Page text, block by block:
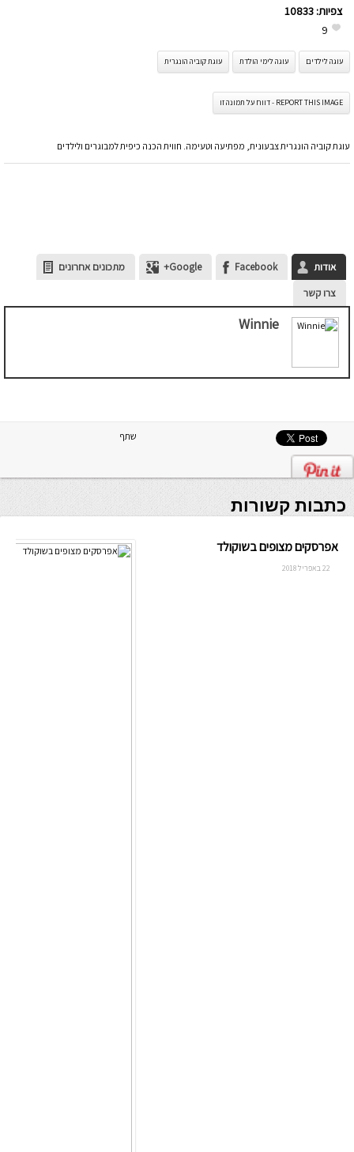
צפיות: 10833
9
עוגה לילדים עוגה לימי הולדת עוגת קוביה הונגרית
REPORT THIS IMAGE - דווח על תמונה זו
עוגת קוביה הונגרית צבעונית, מפתיעה וטעימה. חווית הכנה כיפית למבוגרים ולילדים
אודות Facebook
Google+
מתכונים אחרונים
צרו קשר
Winnie
שתף
כתבות קשורות
אפרסקים מצופים בשוקולד
22 באפריל 2018